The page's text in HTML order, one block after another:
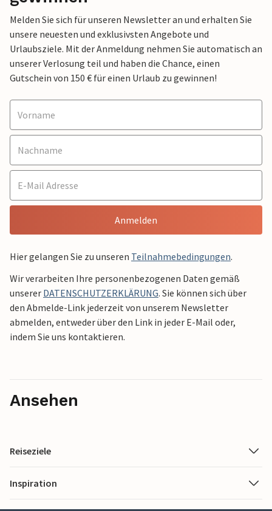
Melden Sie sich für unseren Newsletter an und erhalten Sie
unsere neuesten und exklusivsten Angebote und
Urlaubsziele. Mit der Anmeldung nehmen Sie automatisch an
unserer Verlosung teil und haben die Chance, einen
Gutschein von 150 € für einen Urlaub zu gewinnen!
Anmelden
Hier gelangen Sie zu unseren Teilnahmebedingungen.
Wir verarbeiten Ihre personenbezogenen Daten gemäß
unserer DATENSCHUTZERKLÄRUNG. Sie können sich über
den Abmelde-Link jederzeit von unserem Newsletter
abmelden, entweder über den Link in jeder E-Mail oder,
indem Sie uns kontaktieren.
Ansehen
Reiseziele
Inspiration